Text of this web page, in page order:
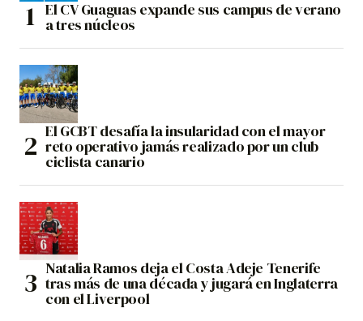
El CV Guaguas expande sus campus de verano
a tres núcleos
El GCBT desafía la insularidad con el mayor
reto operativo jamás realizado por un club
ciclista canario
Natalia Ramos deja el Costa Adeje Tenerife
tras más de una década y jugará en Inglaterra
con el Liverpool